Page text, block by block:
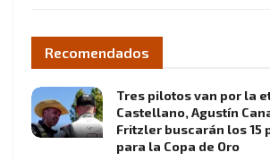
Recomendados
Tres pilotos van por la
Castellano, Agustín
Fritzler buscarán los 15
para la Copa de Oro